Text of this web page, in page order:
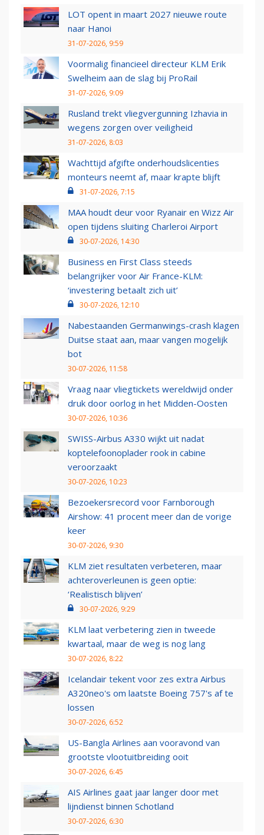
LOT opent in maart 2027 nieuwe route
naar Hanoi
31-07-2026, 9:59
Voormalig financieel directeur KLM Erik
Swelheim aan de slag bij ProRail
31-07-2026, 9:09
Rusland trekt vliegvergunning Izhavia in
wegens zorgen over veiligheid
31-07-2026, 8:03
Wachttijd afgifte onderhoudslicenties
monteurs neemt af, maar krapte blijft
31-07-2026, 7:15
MAA houdt deur voor Ryanair en Wizz Air
open tijdens sluiting Charleroi Airport
30-07-2026, 14:30
Business en First Class steeds
belangrijker voor Air France-KLM:
‘investering betaalt zich uit’
30-07-2026, 12:10
Nabestaanden Germanwings-crash klagen
Duitse staat aan, maar vangen mogelijk
bot
30-07-2026, 11:58
Vraag naar vliegtickets wereldwijd onder
druk door oorlog in het Midden-Oosten
30-07-2026, 10:36
SWISS-Airbus A330 wijkt uit nadat
koptelefoonoplader rook in cabine
veroorzaakt
30-07-2026, 10:23
Bezoekersrecord voor Farnborough
Airshow: 41 procent meer dan de vorige
keer
30-07-2026, 9:30
KLM ziet resultaten verbeteren, maar
achteroverleunen is geen optie:
‘Realistisch blijven’
30-07-2026, 9:29
KLM laat verbetering zien in tweede
kwartaal, maar de weg is nog lang
30-07-2026, 8:22
Icelandair tekent voor zes extra Airbus
A320neo's om laatste Boeing 757's af te
lossen
30-07-2026, 6:52
US-Bangla Airlines aan vooravond van
grootste vlootuitbreiding ooit
30-07-2026, 6:45
AIS Airlines gaat jaar langer door met
lijndienst binnen Schotland
30-07-2026, 6:30